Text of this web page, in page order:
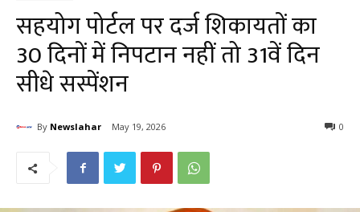
सहयोग पोर्टल पर दर्ज शिकायतों का
30 दिनों में निपटान नहीं तो 31वें दिन
सीधे सस्पेंशन
By Newslahar May 19, 2026 0